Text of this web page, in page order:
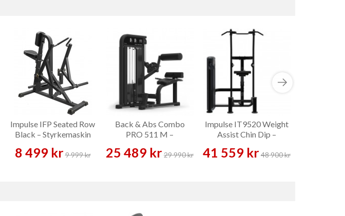
Impulse IFP Seated Row
Black – Styrkemaskin
8 499 kr9 999 kr
Back & Abs Combo
PRO 511 M –
25 489 kr29 990 kr
Impulse IT9520 Weight
Assist Chin Dip –
41 559 kr48 900 kr